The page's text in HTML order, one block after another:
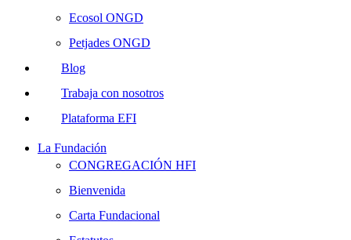
Ecosol ONGD
Petjades ONGD
Blog
Trabaja con nosotros
Plataforma EFI
La Fundación
CONGREGACIÓN HFI
Bienvenida
Carta Fundacional